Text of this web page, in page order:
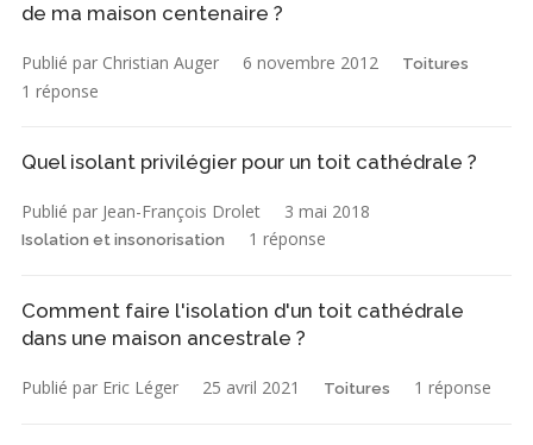
de ma maison centenaire ?
Publié par Christian Auger 6 novembre 2012 Toitures
1 réponse
Quel isolant privilégier pour un toit cathédrale ?
Publié par Jean-François Drolet 3 mai 2018
Isolation et insonorisation 1 réponse
Comment faire l'isolation d'un toit cathédrale
dans une maison ancestrale ?
Publié par Eric Léger 25 avril 2021 Toitures 1 réponse